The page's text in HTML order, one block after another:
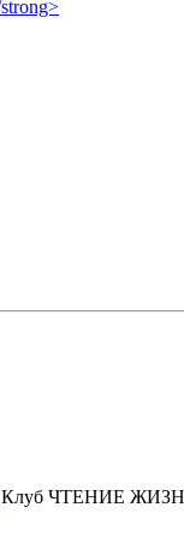
Клуб ЧТЕНИЕ